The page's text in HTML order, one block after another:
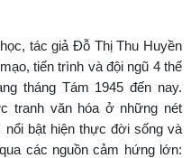
tác giả Đỗ Thị Thu Huyền
tiến trình và đội ngũ 4 thế
tháng Tám 1945 đến nay.
tranh văn hóa ở những nét
bật hiện thực đời sống và
các nguồn cảm hứng lớn: